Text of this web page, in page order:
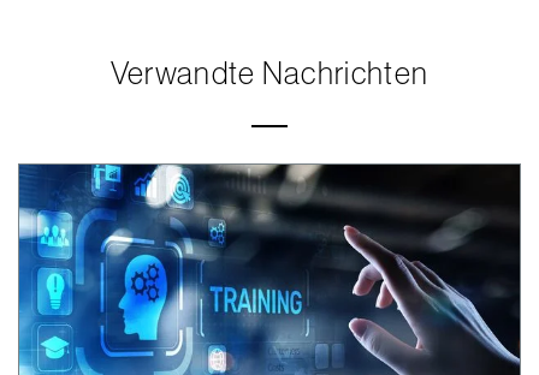
Verwandte Nachrichten